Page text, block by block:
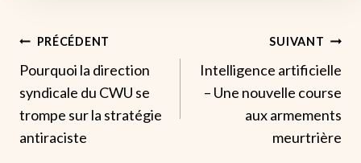
Navigation
De
L’article
PRÉCÉDENT
Pourquoi la direction
syndicale du CWU se
trompe sur la stratégie
antiraciste
SUIVANT
Intelligence artificielle
– Une nouvelle course
aux armements
meurtrière